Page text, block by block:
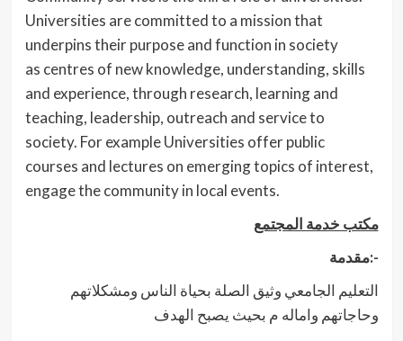
Universities are committed to a mission that
underpins their purpose and function in society
as centres of new knowledge, understanding, skills
and experience, through research, learning and
teaching, leadership, outreach and service to
society. For example Universities offer public
courses and lectures on emerging topics of interest,
engage the community in local events.
مكتب خدمة المجتمع
مقدمة:-
التعليم الجامعي وثيق الصلة بحياة الناس ومشكلاتهم
وحاجاتهم واماله م بحيث يصبح الهدف